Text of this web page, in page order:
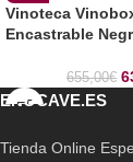
Vinoteca
Encastrable
655,00€
ENOCAVE.ES
Tienda Online